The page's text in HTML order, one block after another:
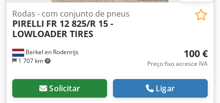
Berkel en Rodenrijs
1 707 km
Rodas - com conjunto de pneus
PIRELLI FR 12 825/R 15 -
LOWLOADER TIRES
100 €
Preço fixo acresce IVA
Solicitar Ligar